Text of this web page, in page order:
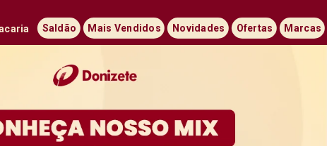
Saldão Mais Vendidos Novidades Ofertas Marcas